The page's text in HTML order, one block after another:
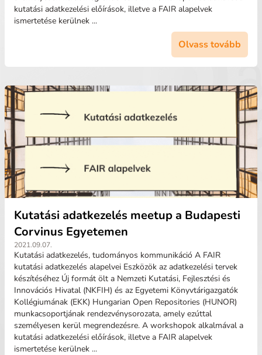
kutatási adatkezelési előírások, illetve a FAIR alapelvek
ismertetése kerülnek ...
Olvass tovább
Kutatási adatkezelés meetup a Budapesti
Corvinus Egyetemen
2021.09.07.
Kutatási adatkezelés, tudományos kommunikáció A FAIR
kutatási adatkezelés alapelvei Eszközök az adatkezelési tervek
készítéséhez Új formát ölt a Nemzeti Kutatási, Fejlesztési és
Innovációs Hivatal (NKFIH) és az Egyetemi Könyvtárigazgatók
Kollégiumának (EKK) Hungarian Open Repositories (HUNOR)
munkacsoportjának rendezvénysorozata, amely ezúttal
személyesen kerül megrendezésre. A workshopok alkalmával a
kutatási adatkezelési előírások, illetve a FAIR alapelvek
ismertetése kerülnek ...